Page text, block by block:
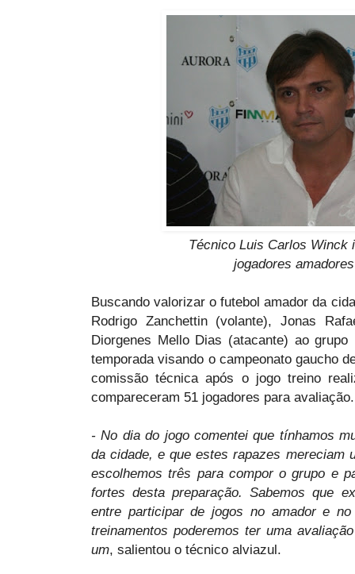
Técnico Luis Carlos Winck
jogadores
Buscando valorizar o futebol amador da
Rodrigo Zanchettin (volante), Jonas
Diorgenes Mello Dias (atacante) ao
temporada visando o campeonato gaucho
comissão técnica após o jogo treino
compareceram 51 jogadores para avaliação.
- No dia do jogo comentei que tínhamos
da cidade, e que estes rapazes mereciam
escolhemos três para compor o grupo e
fortes desta preparação. Sabemos que
entre participar de jogos no amador e
treinamentos poderemos ter uma
um, salientou o técnico alviazul.